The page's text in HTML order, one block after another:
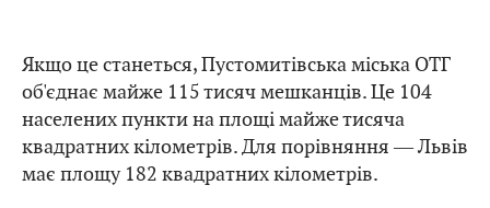
Якщо це станеться, Пустомитівська міська ОТГ
об'єднає майже 115 тисяч мешканців. Це 104
населених пункти на площі майже тисяча
квадратних кілометрів. Для порівняння ― Львів
має площу 182 квадратних кілометрів.